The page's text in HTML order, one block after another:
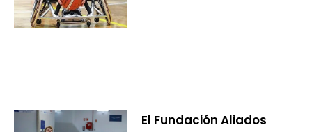
El Fundación Aliados